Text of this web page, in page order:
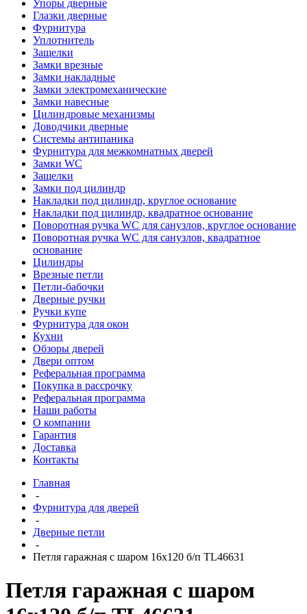
Упоры дверные
Глазки дверные
Фурнитура
Уплотнитель
Защелки
Замки врезные
Замки накладные
Замки электромеханические
Замки навесные
Цилиндровые механизмы
Доводчики дверные
Системы антипаника
Фурнитура для межкомнатных дверей
Замки WC
Защелки
Замки под цилиндр
Накладки под цилиндр, круглое основание
Накладки под цилиндр, квадратное основание
Поворотная ручка WC для санузлов, круглое основание
Поворотная ручка WC для санузлов, квадратное
основание
Цилиндры
Врезные петли
Петли-бабочки
Дверные ручки
Ручки купе
Фурнитура для окон
Кухни
Обзоры дверей
Двери оптом
Реферальная программа
Покупка в рассрочку
Реферальная программа
Наши работы
О компании
Гарантия
Доставка
Контакты
Главная
-
Фурнитура для дверей
-
Дверные петли
-
Петля гаражная с шаром 16х120 б/п TL46631
Петля гаражная с шаром